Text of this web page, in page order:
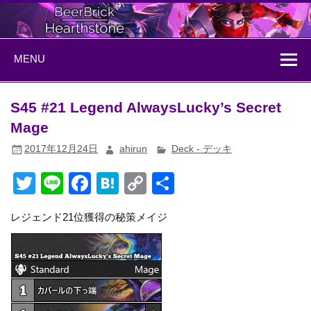
Skip
content
BeerBrick
Hearthstone
MENU
S45 #21 Legend AlwaysLucky’s Secret
Mage
2017年12月24日 ahirun Deck - デッキ
T
tt
er
Li
e
F
c
e
b
o
H
e
n
a
C
p
y
Li
n
レジェンド21位獲得の秘策メイジ